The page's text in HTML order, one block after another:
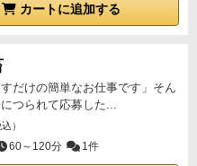
カートに追加する
すだけの簡単なお仕事です」そん
つられて応募した...
込）
60～120分 1件